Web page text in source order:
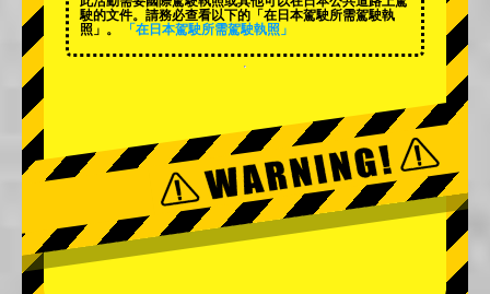
駛的文件。請務必查看以下的「在日本駕駛所需駕駛執
照」。
「在日本駕駛所需駕駛執照」